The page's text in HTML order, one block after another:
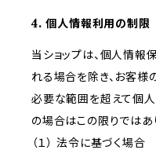
4. 個人情報利用の制限
当ショップは、個人情報
れる場合を除き、お客様
必要な範囲を超えて個人
の場合はこの限りではあ
（１） 法令に基づく場合